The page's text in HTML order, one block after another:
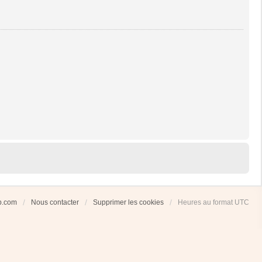
Nous contacter Supprimer les cookies Heures au format UTC